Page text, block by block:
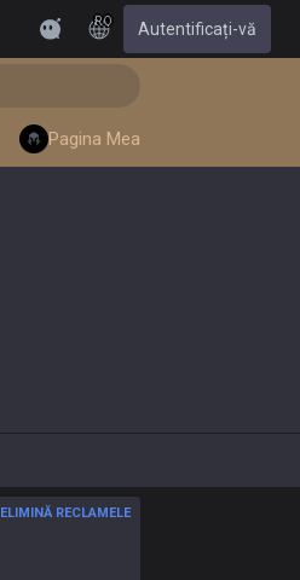
Feedback
RO Autentificați-vă
Pagina Mea
ELIMINĂ RECLAMELE